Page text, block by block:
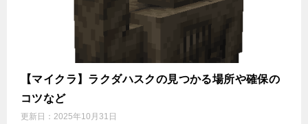
【マイクラ】ラクダハスクの見つかる場所や確保の
コツなど
更新日： 2025年10月31日